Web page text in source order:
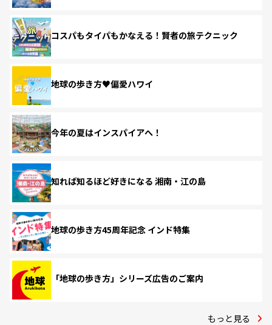
コスパもタイパもかなえる！賢者の旅テクニック
地球の歩き方♥偏愛ハワイ
今年の夏はインスパイアへ！
知れば知るほど好きになる 湘南・江の島
地球の歩き方45周年記念 インド特集
「地球の歩き方」シリーズ広告のご案内
もっと見る